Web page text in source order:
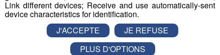
Dans l’esprit d'un “top chef de l’industrie”, à l’image de la
nouvelle perception désirable suscitée pour la cuisine
suite à l’impulsion et la récurrence média depuis 15 ans.
Link different devices; Receive and use automatically-sent
device characteristics for identification.
J'ACCEPTE
JE REFUSE
PLUS D'OPTIONS